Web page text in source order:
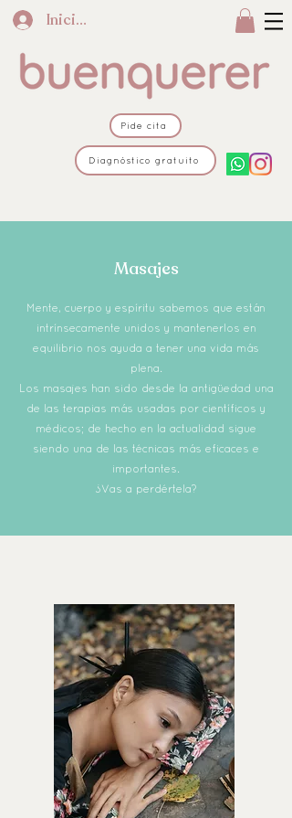
Iniciar sesión
Pide cita
Diagnóstico gratuito
Masajes
Mente, cuerpo y espíritu sabemos que están
intrínsecamente unidos y mantenerlos en
equilibrio nos ayuda a tener una vida más
plena.
Los masajes han sido desde la antigüedad una
de las terapias más usadas por científicos y
médicos; de hecho en la actualidad sigue
siendo una de las técnicas más eficaces e
importantes.
¿Vas a perdértela?